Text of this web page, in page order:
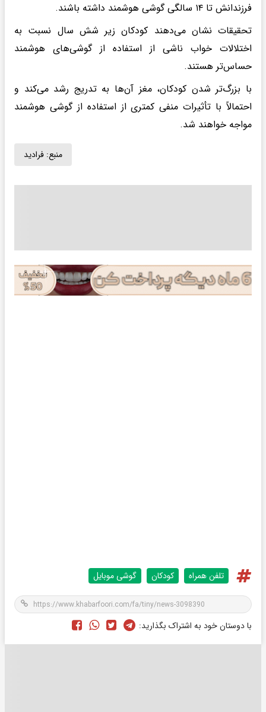
فرزندانش تا ۱۴ سالگی گوشی هوشمند داشته باشند.
تحقیقات نشان می‌دهند کودکان زیر شش سال نسبت به
اختلالات خواب ناشی از استفاده از گوشی‌های هوشمند
حساس‌تر هستند.
با بزرگ‌تر شدن کودکان، مغز آن‌ها به تدریج رشد می‌کند و
احتمالاً با تأثیرات منفی کمتری از استفاده از گوشی‌ هوشمند
مواجه خواهند شد.
منبع: فرادید
تلفن همراه کودکان گوشی موبایل
با دوستان خود به اشتراک بگذارید: